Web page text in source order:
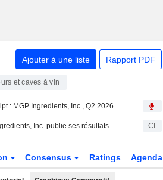
Ajouter à une liste Rapport PDF
et caves à vin
Transcript : MGP Ingredients, Inc., Q2 2026 Earnings Call, Jul 29, 2026
MGP Ingredients, Inc. publie ses résultats pour le deuxième trimestre et le premier semestre clos le 30 juin 2026 CI
Consensus Ratings Agenda